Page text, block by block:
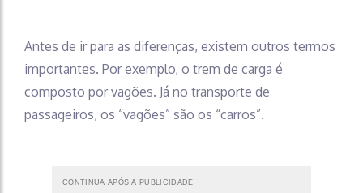
Antes de ir para as diferenças, existem outros termos
importantes. Por exemplo, o trem de carga é
composto por vagões. Já no transporte de
passageiros, os “vagões” são os “carros”.
CONTINUA APÓS A PUBLICIDADE